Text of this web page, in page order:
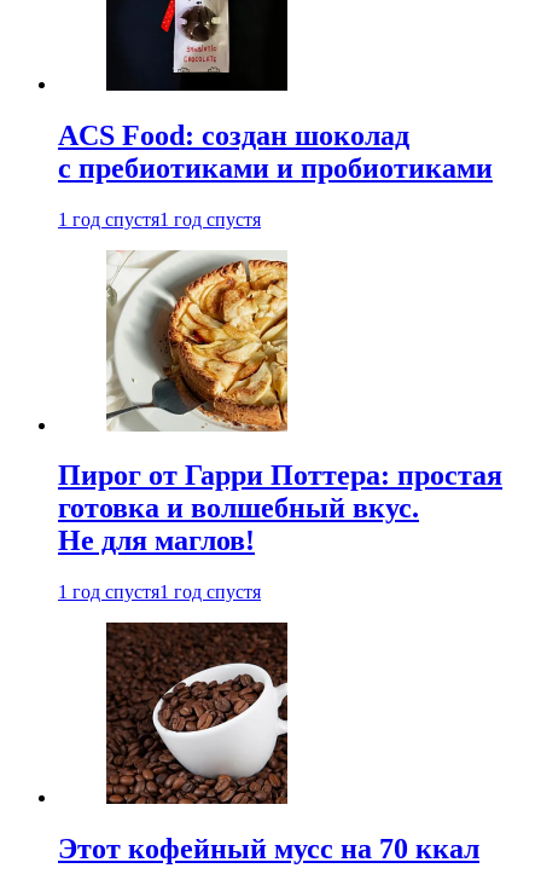
ACS Food: создан шоколад
с пребиотиками и пробиотиками
1 год спустя1 год спустя
Пирог от Гарри Поттера: простая
готовка и волшебный вкус.
Не для маглов!
1 год спустя1 год спустя
Этот кофейный мусс на 70 ккал